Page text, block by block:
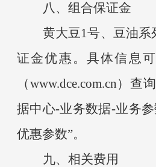
八、组合保证金
黄大豆1号、豆油系
证金优惠。具体信息
（www.dce.com.cn）查
据中心-业务数据-业务
优惠参数”。
九、相关费用